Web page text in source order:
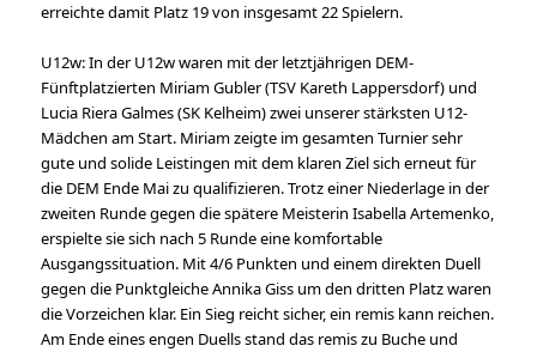
erreichte damit Platz 19 von insgesamt 22 Spielern.
U12w: In der U12w waren mit der letztjährigen DEM-
Fünftplatzierten Miriam Gubler (TSV Kareth Lappersdorf) und
Lucia Riera Galmes (SK Kelheim) zwei unserer stärksten U12-
Mädchen am Start. Miriam zeigte im gesamten Turnier sehr
gute und solide Leistingen mit dem klaren Ziel sich erneut für
die DEM Ende Mai zu qualifizieren. Trotz einer Niederlage in der
zweiten Runde gegen die spätere Meisterin Isabella Artemenko,
erspielte sie sich nach 5 Runde eine komfortable
Ausgangssituation. Mit 4/6 Punkten und einem direkten Duell
gegen die Punktgleiche Annika Giss um den dritten Platz waren
die Vorzeichen klar. Ein Sieg reicht sicher, ein remis kann reichen.
Am Ende eines engen Duells stand das remis zu Buche und